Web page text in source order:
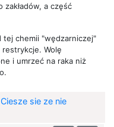
zakładów, a część
chemii "wędzarniczej"
restrykcje. Wolę
i umrzeć na raka niż
Ciesze sie ze nie